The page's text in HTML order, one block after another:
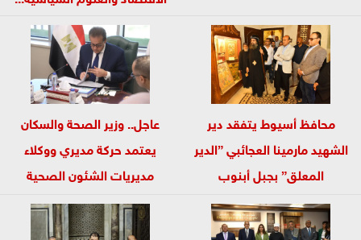
محافظ أسيوط يتفقد دير
الشهيد مارمينا العجائبي ”الدير
المعلق” بجبل أبنوب
ويؤكد:السياحة...
عاجل.. وزير الصحة والسكان
يعتمد حركة مديري ووكلاء
مديريات الشئون الصحية
بمحافظات...